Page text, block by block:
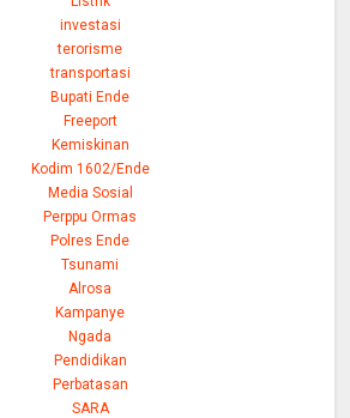
investasi
terorisme
transportasi
Bupati Ende
Freeport
Kemiskinan
Kodim 1602/Ende
Media Sosial
Perppu Ormas
Polres Ende
Tsunami
Alrosa
Kampanye
Ngada
Pendidikan
Perbatasan
SARA